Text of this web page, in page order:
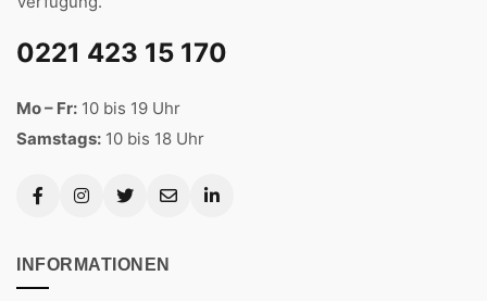
0221 423 15 170
Mo – Fr: 10 bis 19 Uhr
Samstags: 10 bis 18 Uhr
INFORMATIONEN